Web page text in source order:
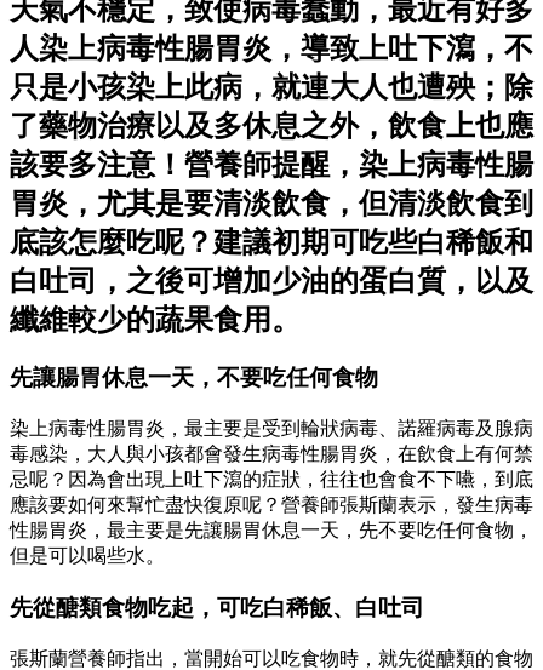
天氣不穩定，致使病毒蠢動，最近有好多
人染上病毒性腸胃炎，導致上吐下瀉，不
只是小孩染上此病，就連大人也遭殃；除
了藥物治療以及多休息之外，飲食上也應
該要多注意！營養師提醒，染上病毒性腸
胃炎，尤其是要清淡飲食，但清淡飲食到
底該怎麼吃呢？建議初期可吃些白稀飯和
白吐司，之後可增加少油的蛋白質，以及
纖維較少的蔬果食用。
先讓腸胃休息一天，不要吃任何食物
染上病毒性腸胃炎，最主要是受到輪狀病毒、諾羅病毒及腺病
毒感染，大人與小孩都會發生病毒性腸胃炎，在飲食上有何禁
忌呢？因為會出現上吐下瀉的症狀，往往也會食不下嚥，到底
應該要如何來幫忙盡快復原呢？營養師張斯蘭表示，發生病毒
性腸胃炎，最主要是先讓腸胃休息一天，先不要吃任何食物，
但是可以喝些水。
先從醣類食物吃起，可吃白稀飯、白吐司
張斯蘭營養師指出，當開始可以吃食物時，就先從醣類的食物